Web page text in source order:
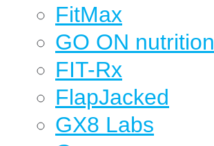
FitMax
GO ON nutrition
FIT-Rx
FlapJacked
GX8 Labs